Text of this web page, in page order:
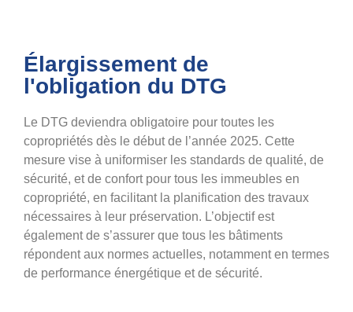
Élargissement de
l'obligation du DTG
Le DTG deviendra obligatoire pour toutes les
copropriétés dès le début de l’année 2025. Cette
mesure vise à uniformiser les standards de qualité, de
sécurité, et de confort pour tous les immeubles en
copropriété, en facilitant la planification des travaux
nécessaires à leur préservation. L’objectif est
également de s’assurer que tous les bâtiments
répondent aux normes actuelles, notamment en termes
de performance énergétique et de sécurité​​​.